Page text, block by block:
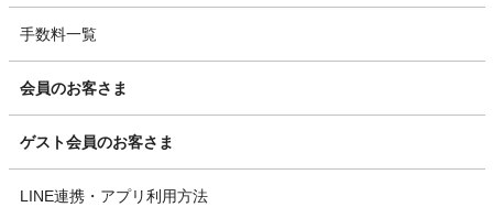
手数料一覧
会員のお客さま
ゲスト会員のお客さま
LINE連携・アプリ利用方法